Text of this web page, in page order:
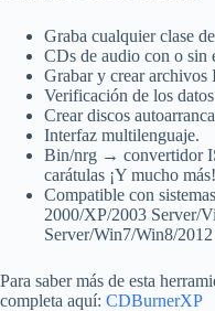
Graba cualquier clase
CDs de audio con o sin
Grabar y crear archivos
Verificación de los
Crear discos
Interfaz multilenguaje.
Bin/nrg → convertidor
carátulas ¡Y mucho más!
Compatible con
2000/XP/2003 Server/
Server/Win7/Win8/
Para saber más de esta
completa aquí: CDBurnerXP